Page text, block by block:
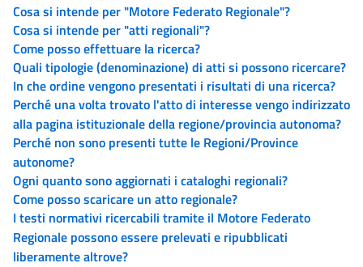
Cosa si intende per "Motore Federato Regionale"?
Cosa si intende per "atti regionali"?
Come posso effettuare la ricerca?
Quali tipologie (denominazione) di atti si possono ricercare?
In che ordine vengono presentati i risultati di una ricerca?
Perché una volta trovato l'atto di interesse vengo indirizzato
alla pagina istituzionale della regione/provincia autonoma?
Perché non sono presenti tutte le Regioni/Province
autonome?
Ogni quanto sono aggiornati i cataloghi regionali?
Come posso scaricare un atto regionale?
I testi normativi ricercabili tramite il Motore Federato
Regionale possono essere prelevati e ripubblicati
liberamente altrove?